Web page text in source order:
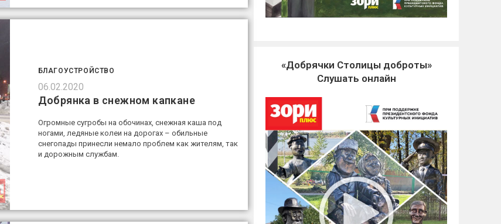
БЛАГОУСТРОЙСТВО
06.02.2020
Добрянка в снежном капкане
Огромные сугробы на обочинах, снежная каша под
ногами, ледяные колеи на дорогах – обильные
снегопады принесли немало проблем как жителям, так
и дорожным службам.
«Добрячки Столицы доброты»
Слушать онлайн